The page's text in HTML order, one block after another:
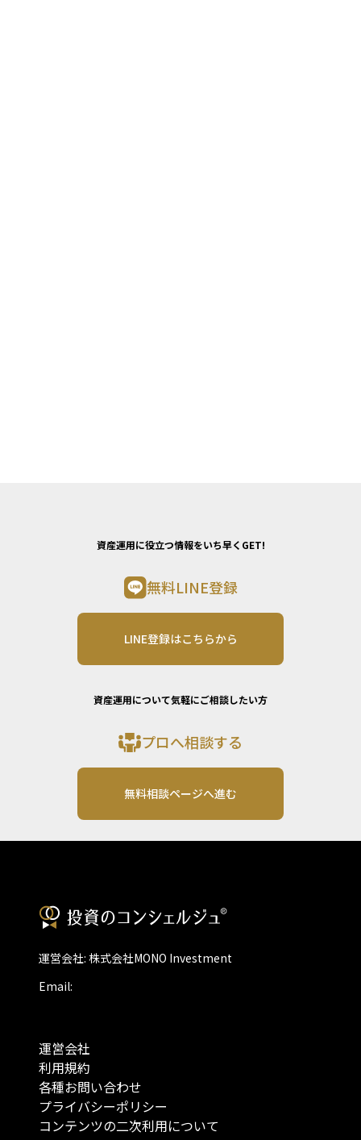
資産運用に役立つ情報をいち早くGET!
無料LINE登録
LINE登録はこちらから
資産運用について気軽にご相談したい方
プロへ相談する
無料相談ページへ進む
運営会社: 株式会社MONO Investment
Email:
運営会社
利用規約
各種お問い合わせ
プライバシーポリシー
コンテンツの二次利用について